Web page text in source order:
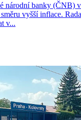
národní banky (ČNB)
vyšší inflace.
v...